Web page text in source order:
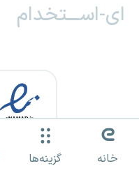
ای-اســـتخدام
خانه گزینه‌ها